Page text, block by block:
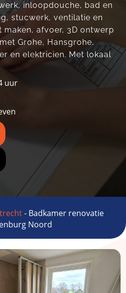
inloopdouche, bad en
stucwerk, ventilatie en
afvoer, 3D ontwerp
Grohe, Hansgrohe,
en elektricien.​ Met lokaal
uur
- Badkamer renovatie
Noord